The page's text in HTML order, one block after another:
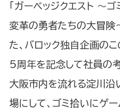
「ガーベッジクエスト ～
変革の勇者たちの大冒険
た、バロック独自企画の
5周年を記念して社員の
大阪市内を流れる淀川沿
場にして、ゴミ拾いにゲ